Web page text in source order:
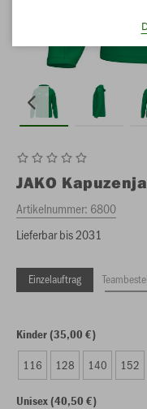
JAKO
Artikelnummer: 6800
Lieferbar bis 2031
Einzelauftrag
Kinder (35,00 €)
116 128 140 152
Unisex (40,50 €)